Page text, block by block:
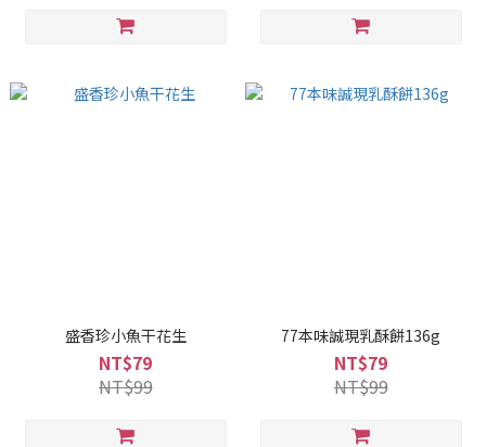
盛香珍小魚干花生
NT$79
NT$99
77本味誠現乳酥餅136g
NT$79
NT$99